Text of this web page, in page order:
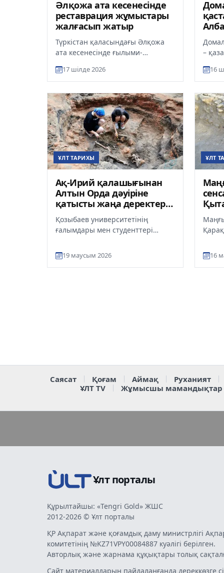
Әлқожа ата кесенесінде
реставрация жұмыстары
жалғасып жатыр
Түркістан қаласындағы Әлқожа
ата кесенесінде ғылыми-
кезеңімен жүргізіліп келеді, деп
ха...
17 шілде 2026
–
Қожа
16
ҰЛТ ТАРИХЫ
Ақ-Ирий қалашығынан
Алтын Орда дәуіріне
қатысты жаңа деректер
табылды
Қозыбаев университетінің
ғалымдары мен студенттері
«Ақ-Ирий» қалашығында
жүргізілген...
19 маусым 2026
ҰЛТ
2
16
Саясат Қоғам Аймақ Руханият
ҰЛТ TV
Жұмысшы
Ұлт порталы
Құрылтайшы: «Tengri Gold» ЖШС
2012-2026 © Ұлт порталы
ҚР Ақпарат және қоғамдық даму министрлігі
комитетінің №KZ71VPY00084887 куәлігі берілген.
Авторлық және жарнама құқықтары толық
Сайт материалдарын пайдаланғанда дереккөзге